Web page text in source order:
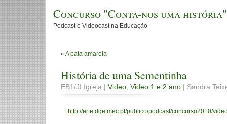
Concurso "Conta-nos uma história"
Podcast e Videocast na Educação
« A pata amarela
História de uma Sementinha
EB1/JI Igreja | Video, Video 1 e 2 ano | Sandra
http://erte.dge.mec.pt/publico/podcast/concurso2010/